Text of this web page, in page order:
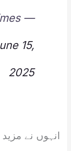
15,
2025
انہوں نے